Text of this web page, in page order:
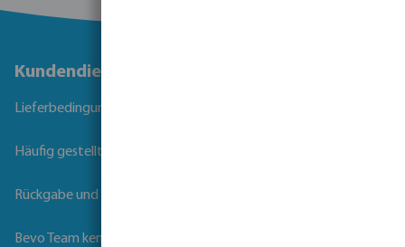
Kundendienst
Lieferbedingungen
Häufig gestellte Fragen
Rückgabe und Garantie
Bevo Team kennenlernen